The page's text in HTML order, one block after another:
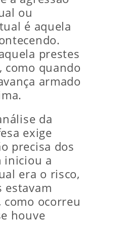
ou
é aquela
prestes
como quando
armado
da
exige
precisa dos
iniciou a
era o risco,
estavam
ocorreu
houve